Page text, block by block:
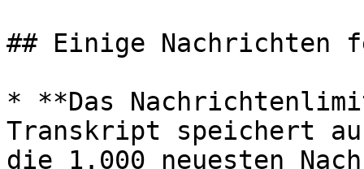
## Einige Nachrichten
* **Das
Transkript speichert
die 1.000 neuesten